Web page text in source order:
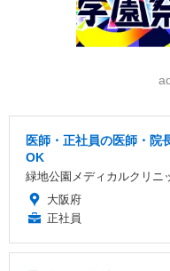
医師・正社員の医師・院
OK
緑地公園メディカルクリニ
大阪府
正社員